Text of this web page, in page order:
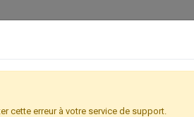
cette erreur à votre service de support.